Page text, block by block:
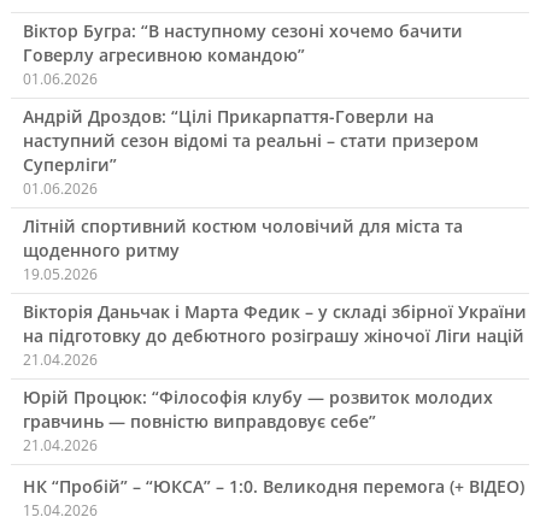
Віктор Бугра: “В наступному сезоні хочемо бачити
Говерлу агресивною командою”
01.06.2026
Андрій Дроздов: “Цілі Прикарпаття-Говерли на
наступний сезон відомі та реальні – стати призером
Суперліги”
01.06.2026
Літній спортивний костюм чоловічий для міста та
щоденного ритму
19.05.2026
Вікторія Даньчак і Марта Федик – у складі збірної України
на підготовку до дебютного розіграшу жіночої Ліги націй
21.04.2026
Юрій Процюк: “Філософія клубу — розвиток молодих
гравчинь — повністю виправдовує себе”
21.04.2026
НК “Пробій” – “ЮКСА” – 1:0. Великодня перемога (+ ВІДЕО)
15.04.2026